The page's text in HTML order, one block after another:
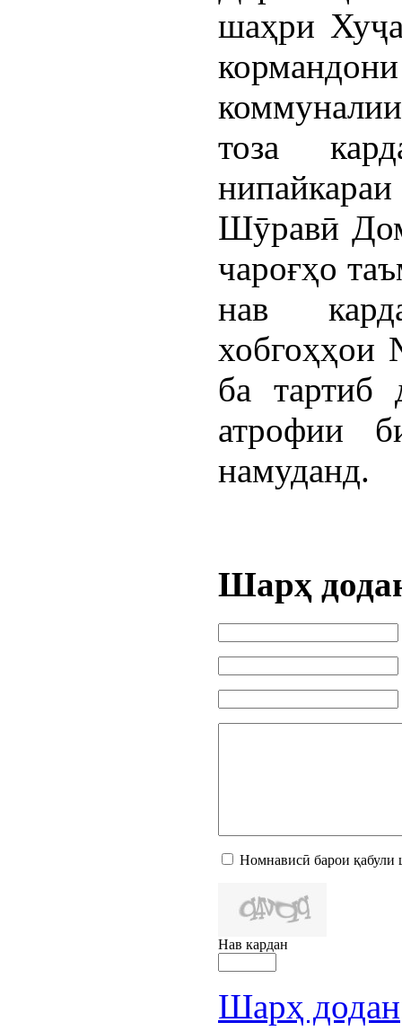
шаҳри
тоза
Шӯравӣ
чароғҳо
нав
ба тартиб
атрофии
намуданд.
Шарҳ
Номнависӣ барои қабули
Нав кардан
Шарҳ додан